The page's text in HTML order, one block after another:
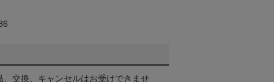
交換、キャンセルはお受けできませ